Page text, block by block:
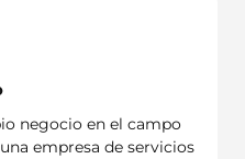
negocio en el campo
empresa de servicios